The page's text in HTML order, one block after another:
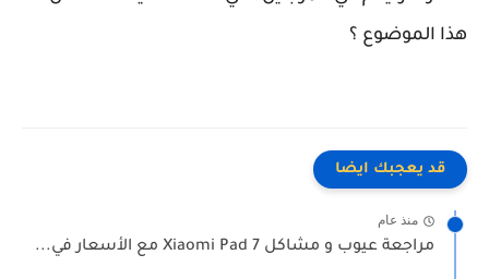
هذا الموضوع ؟
قد يعجبك ايضا
منذ عام
مراجعة عيوب و مشاكل Xiaomi Pad 7 مع الأسعار في...